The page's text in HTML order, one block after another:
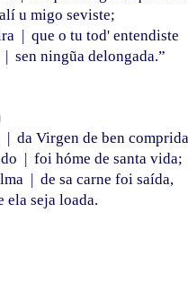
alí u migo seviste;
| que o tu tod' entendiste
| sen ningũa delongada.”
| da Virgen de ben
| foi hóme de santa vida;
| de sa carne foi saída,
ela seja loada.